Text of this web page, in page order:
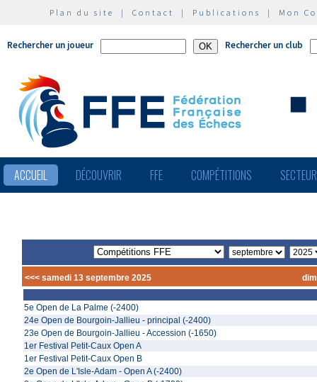
Plan du site | Contact | Publications | Mon
Rechercher un joueur Rechercher un club
ACCUEIL DÉCOUVRIR FFE COMPÉTITIONS
<<< samedi 13 septembre 2025
5e Open de La Palme (-2400)
24e Open de Bourgoin-Jallieu - principal (-2400)
23e Open de Bourgoin-Jallieu - Accession (-1650)
1er Festival Petit-Caux Open A
1er Festival Petit-Caux Open B
2e Open de L'Isle-Adam - Open A (-2400)